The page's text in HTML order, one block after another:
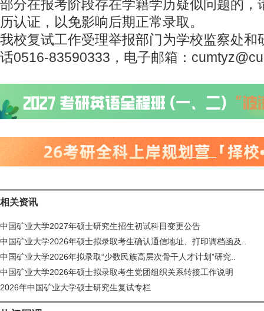
部分在报考阶段存在学籍学历疑似问题的，
历认证，以免影响后期正常录取。
我校复试工作受理举报部门为学校监察处和
话0516-83590333，电子邮箱：
相关资讯
中国矿业大学2027年硕士研究生招生初试科目变更公告
中国矿业大学2026年硕士拟录取考生确认通信地址、打印调档函及..
中国矿业大学2026年拟录取“少数民族高层次骨干人才计划”研究..
中国矿业大学2026年硕士拟录取考生党团组织关系转接工作说明
2026年中国矿业大学硕士研究生复试专栏